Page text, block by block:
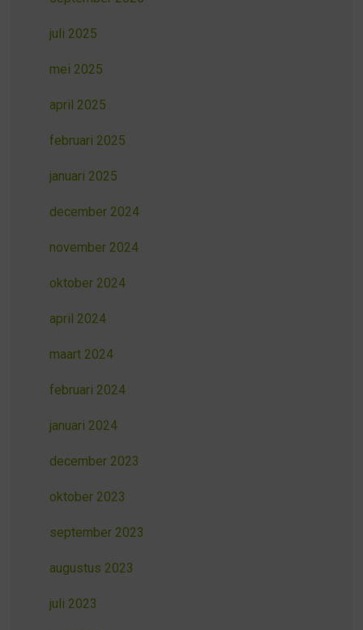
juli 2025
mei 2025
april 2025
februari 2025
januari 2025
december 2024
november 2024
oktober 2024
april 2024
maart 2024
februari 2024
januari 2024
december 2023
oktober 2023
september 2023
augustus 2023
juli 2023